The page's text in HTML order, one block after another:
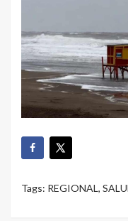
Tags: REGIONAL,